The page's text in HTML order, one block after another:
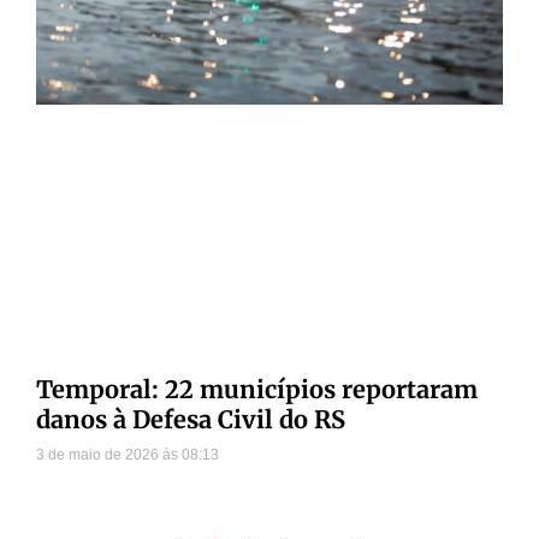
Temporal: 22 municípios reportaram
danos à Defesa Civil do RS
3 de maio de 2026 08:13